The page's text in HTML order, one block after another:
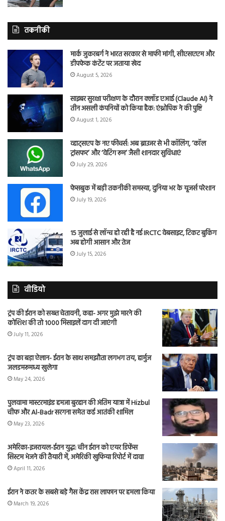
तकनीकी
मार्क जुकरबर्ग ने भारत सरकार से माफी मांगी, सीएसएएम और
डीपफेक कंटेंट पर जताया खेद
August 5, 2026
साइबर सुरक्षा परीक्षण के दौरान क्लॉड एआई (Claude AI) ने
तीन असली कंपनियों को किया हैक: एंथ्रोपिक ने की पुष्टि
August 1, 2026
व्हाट्सएप के नए फीचर्स: अब ब्राउजर से भी कॉलिंग, ‘कॉल
ट्रांसफर’ और ‘वेटिंग रूम’ जैसी शानदार सुविधाएं
July 29, 2026
फेसबुक में बड़ी तकनीकी समस्या, दुनिया भर के यूजर्स परेशान
July 19, 2026
15 जुलाई से लॉन्च हो रही है नई IRCTC वेबसाइट, टिकट बुकिंग
अब होगी आसान और तेज
July 15, 2026
वीडियो
ट्रंप की ईरान को सख्त चेतावनी, कहा- अगर मुझे मारने की
कोशिश की तो 1000 मिसाइलें दाग दी जाएंगी
July 11, 2026
ट्रंप का बड़ा ऐलान- ईरान के साथ समझौता लगभग तय, हार्मुज
जलडमरूमध्य खुलेगा
May 24, 2026
पुलवामा मास्टरमाइंड हमजा बुरहान की अंतिम यात्रा में Hizbul
चीफ और Al-Badr सरगना समेत कई आतंकी शामिल
May 23, 2026
अमेरिका-इजरायल-ईरान युद्ध: चीन ईरान को एयर डिफेंस
सिस्टम भेजने की तैयारी में, अमेरिकी खुफिया रिपोर्ट में दावा
April 11, 2026
ईरान ने कतर के सबसे बड़े गैस केंद्र रास लाफान पर हमला किया
March 19, 2026